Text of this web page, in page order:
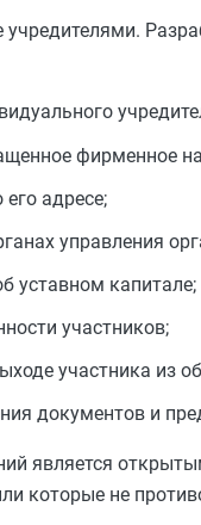
фирменное
адресе;
управления
уставном капитале;
участников;
участника из
документов и
является
которые не